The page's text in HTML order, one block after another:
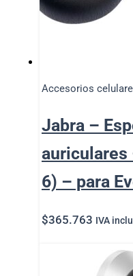
Accesorios
Jabra –
auriculares
6) – para
$365.763 IVA